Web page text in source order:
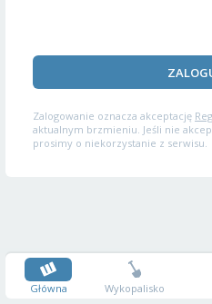
Zalogowanie oznacza akceptację
aktualnym brzmieniu. Jeśli nie
prosimy o niekorzystanie z serwisu.
Główna Wykopalisko